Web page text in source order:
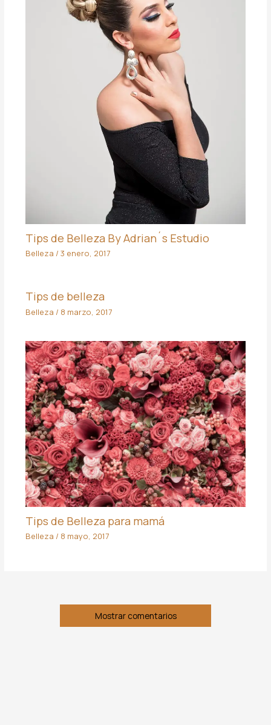
Tips de Belleza By Adrian´s Estudio
Belleza / 3 enero, 2017
Tips de belleza
Belleza / 8 marzo, 2017
Tips de Belleza para mamá
Belleza / 8 mayo, 2017
Mostrar comentarios